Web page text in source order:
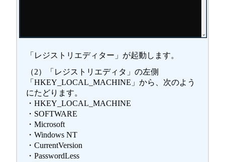
「レジストリエディター」が起動します。
（2）「レジストリエディタ」の左側
「HKEY_LOCAL_MACHINE」から、次のよう
にたどります。
・HKEY_LOCAL_MACHINE
・SOFTWARE
・Microsoft
・Windows NT
・CurrentVersion
・PasswordLess